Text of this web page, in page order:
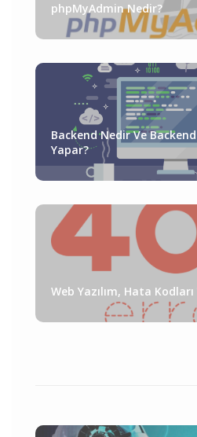
phpMyAdmin Nedir?
Backend Nedir Ve
Yapar?
Web Yazılım, Hata Kodları